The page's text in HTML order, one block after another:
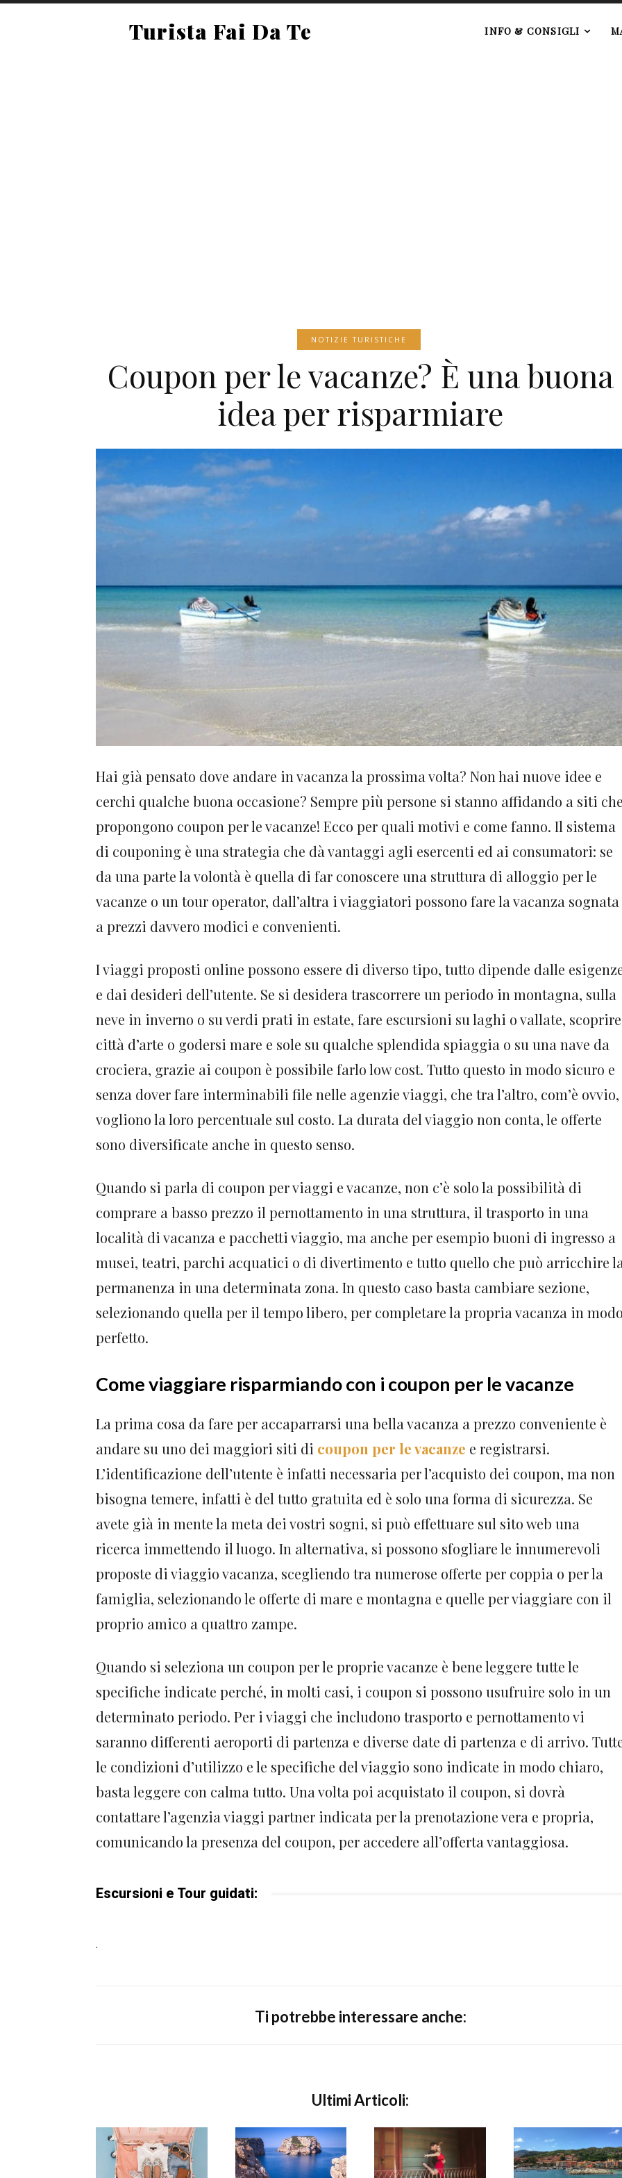
Turista Fai Da Te INFO & CONSIGLI
NOTIZIE TURISTICHE
Coupon per le vacanze? È una buona
idea per risparmiare
Hai già pensato dove andare in vacanza la prossima volta? Non hai nuove idee e
cerchi qualche buona occasione? Sempre più persone si stanno affidando a siti
propongono coupon per le vacanze! Ecco per quali motivi e come fanno. Il sistema
di couponing è una strategia che dà vantaggi agli esercenti ed ai consumatori: se
da una parte la volontà è quella di far conoscere una struttura di alloggio per le
vacanze o un tour operator, dall’altra i viaggiatori possono fare la vacanza sognata
a prezzi davvero modici e convenienti.
I viaggi proposti online possono essere di diverso tipo, tutto dipende dalle
e dai desideri dell’utente. Se si desidera trascorrere un periodo in montagna, sulla
neve in inverno o su verdi prati in estate, fare escursioni su laghi o vallate, scoprire
città d’arte o godersi mare e sole su qualche splendida spiaggia o su una nave da
crociera, grazie ai coupon è possibile farlo low cost. Tutto questo in modo sicuro e
senza dover fare interminabili file nelle agenzie viaggi, che tra l’altro, com’è ovvio,
vogliono la loro percentuale sul costo. La durata del viaggio non conta, le offerte
sono diversificate anche in questo senso.
Quando si parla di coupon per viaggi e vacanze, non c’è solo la possibilità di
comprare a basso prezzo il pernottamento in una struttura, il trasporto in una
località di vacanza e pacchetti viaggio, ma anche per esempio buoni di ingresso a
musei, teatri, parchi acquatici o di divertimento e tutto quello che può arricchire
permanenza in una determinata zona. In questo caso basta cambiare sezione,
selezionando quella per il tempo libero, per completare la propria vacanza in
perfetto.
Come viaggiare risparmiando con i coupon per le vacanze
La prima cosa da fare per accaparrarsi una bella vacanza a prezzo conveniente è
andare su uno dei maggiori siti di coupon per le vacanze e registrarsi.
L’identificazione dell’utente è infatti necessaria per l’acquisto dei coupon, ma non
bisogna temere, infatti è del tutto gratuita ed è solo una forma di sicurezza. Se
avete già in mente la meta dei vostri sogni, si può effettuare sul sito web una
ricerca immettendo il luogo. In alternativa, si possono sfogliare le innumerevoli
proposte di viaggio vacanza, scegliendo tra numerose offerte per coppia o per la
famiglia, selezionando le offerte di mare e montagna e quelle per viaggiare con il
proprio amico a quattro zampe.
Quando si seleziona un coupon per le proprie vacanze è bene leggere tutte le
specifiche indicate perché, in molti casi, i coupon si possono usufruire solo in un
determinato periodo. Per i viaggi che includono trasporto e pernottamento vi
saranno differenti aeroporti di partenza e diverse date di partenza e di arrivo.
le condizioni d’utilizzo e le specifiche del viaggio sono indicate in modo chiaro,
basta leggere con calma tutto. Una volta poi acquistato il coupon, si dovrà
contattare l’agenzia viaggi partner indicata per la prenotazione vera e propria,
comunicando la presenza del coupon, per accedere all’offerta vantaggiosa.
Escursioni e Tour guidati:
.
Ti potrebbe interessare anche:
Ultimi Articoli: